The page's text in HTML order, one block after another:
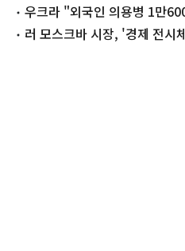
박"우크라 "외국인 의용병 1만
40%"
러 모스크바 시장, '경제 전시